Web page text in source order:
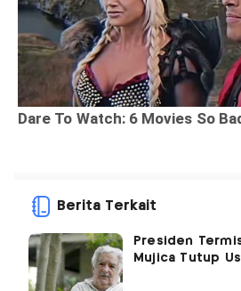
Berita Terkait
Presiden
Mujica Tutup